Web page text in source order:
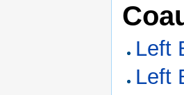
Left
Left